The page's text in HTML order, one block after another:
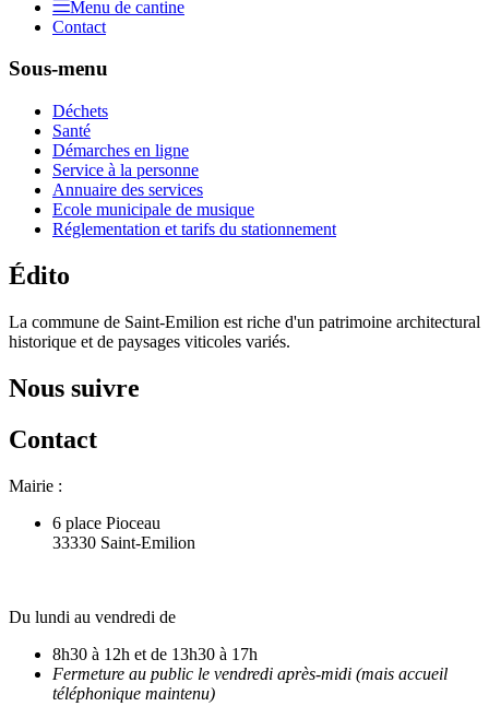
Menu de cantine
Contact
Sous-menu
Déchets
Santé
Démarches en ligne
Service à la personne
Annuaire des services
Ecole municipale de musique
Réglementation et tarifs du stationnement
Édito
La commune de Saint-Emilion est riche d'un patrimoine architectural
historique et de paysages viticoles variés.
Nous suivre
Contact
Mairie :
6 place Pioceau
33330 Saint-Emilion
Du lundi au vendredi de
8h30 à 12h et de 13h30 à 17h
Fermeture au public le vendredi après-midi (mais accueil
téléphonique maintenu)